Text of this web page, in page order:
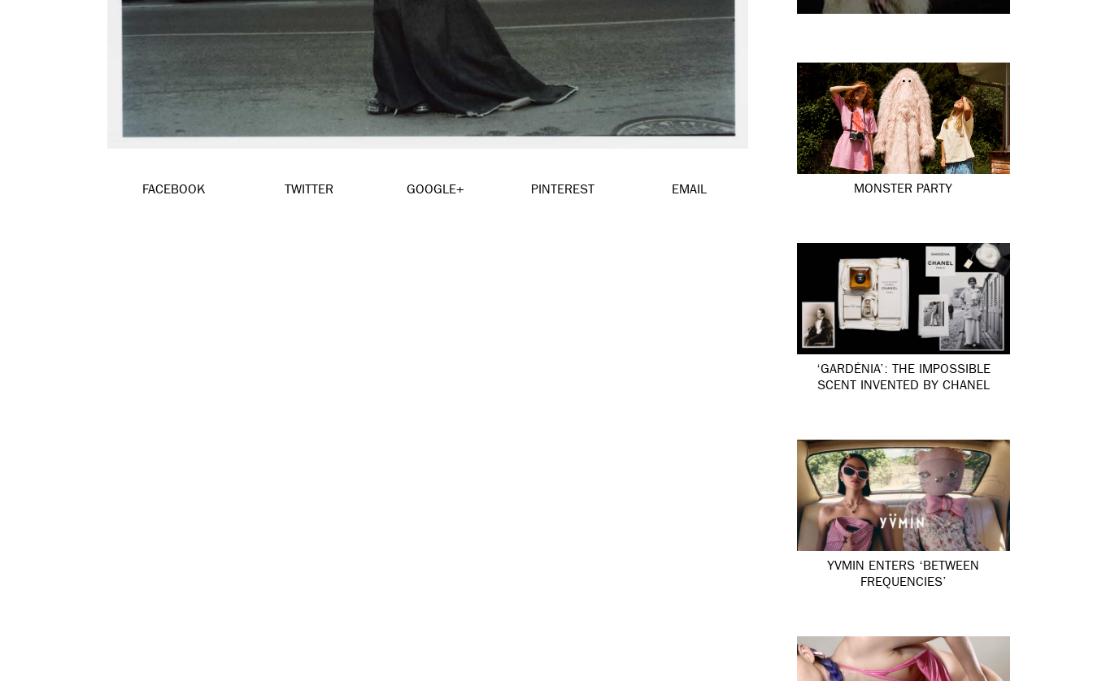
FACEBOOK TWITTER GOOGLE+ PINTEREST EMAIL MONSTER PARTY
‘GARDÉNIA’: THE IMPOSSIBLE
SCENT INVENTED BY CHANEL
YVMIN ENTERS ‘BETWEEN
FREQUENCIES’